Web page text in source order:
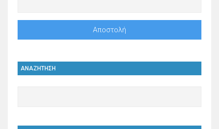
ΑΝΑΖΗΤΗΣΗ